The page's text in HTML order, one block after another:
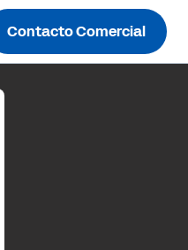
Contacto Comercial